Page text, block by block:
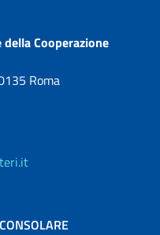
Cooperazione
Roma